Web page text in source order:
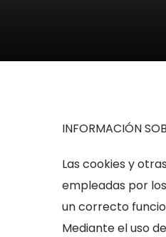
INFORMACIÓN
Las cookies y
empleadas por
un correcto
Mediante el uso
Necesarias
cookies no